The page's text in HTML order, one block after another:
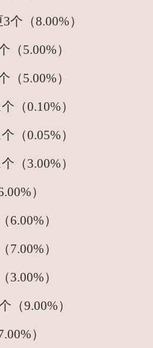
（8.00%）
5.00%）
5.00%）
0.10%）
0.05%）
3.00%）
）
）
）
）
9.00%）
）